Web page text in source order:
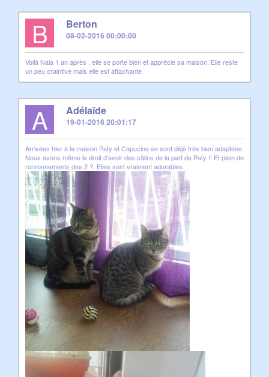
B Berton
08-02-2016 00:00:00
Voilà Nala 1 an après , elle se porte bien et apprécie sa maison. Elle reste
un peu craintive mais elle est attachante
A Adélaïde
19-01-2016 20:01:17
Arrivées hier à la maison Paty et Capucine se sont déjà très bien adaptées.
Nous avons même le droit d'avoir des câlins de la part de Paty !! Et plein de
ronronnements des 2 ?. Elles sont vraiment adorables.